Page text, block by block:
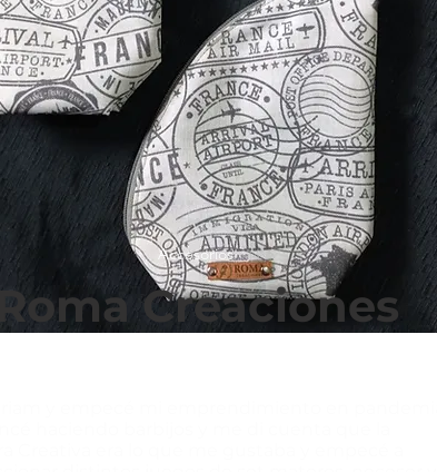
Roma Creaciones
Accesorios